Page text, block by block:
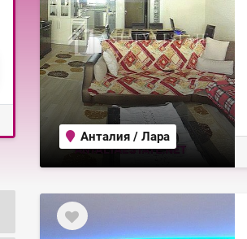
Анталия / Лара